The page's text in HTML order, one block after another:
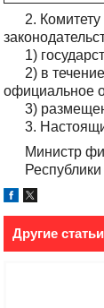
2. Комитету
1)
2) в течение
официальное
3)
3. Настоящий
Министр
Другие статьи